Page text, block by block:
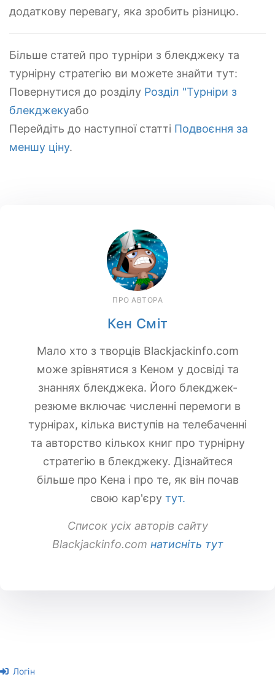
додаткову перевагу, яка зробить різницю.
Більше статей про турніри з блекджеку та
турнірну стратегію ви можете знайти тут:
Повернутися до розділу Розділ "Турніри з
блекджекуабо
Перейдіть до наступної статті Подвоєння за
меншу ціну.
ПРО АВТОРА
Кен Сміт
Мало хто з творців Blackjackinfo.com
може зрівнятися з Кеном у досвіді та
знаннях блекджека. Його блекджек-
резюме включає численні перемоги в
турнірах, кілька виступів на телебаченні
та авторство кількох книг про турнірну
стратегію в блекджеку. Дізнайтеся
більше про Кена і про те, як він почав
свою кар'єру тут.
Список усіх авторів сайту
Blackjackinfo.com натисніть тут
Логін